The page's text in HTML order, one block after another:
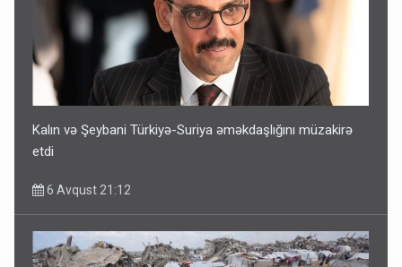
Kalın və Şeybani Türkiyə-Suriya əməkdaşlığını müzakirə
etdi
6 Avqust 21:12